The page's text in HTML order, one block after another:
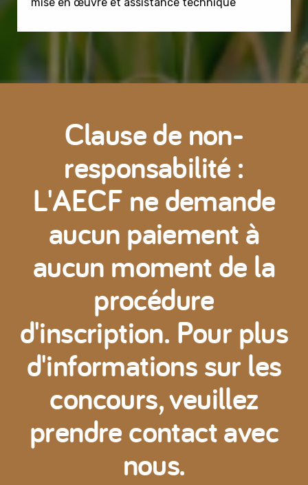
Clause de non-
responsabilité :
L'AECF ne demande
aucun paiement à
aucun moment de la
procédure
d'inscription. Pour plus
d'informations sur les
concours, veuillez
prendre contact avec
nous.